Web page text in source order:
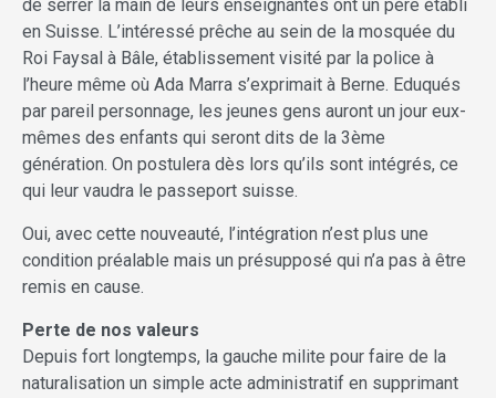
de serrer la main de leurs enseignantes ont un père établi
en Suisse. L’intéressé prêche au sein de la mosquée du
Roi Faysal à Bâle, établissement visité par la police à
l’heure même où Ada Marra s’exprimait à Berne. Eduqués
par pareil personnage, les jeunes gens auront un jour eux-
mêmes des enfants qui seront dits de la 3ème
génération. On postulera dès lors qu’ils sont intégrés, ce
qui leur vaudra le passeport suisse.
Oui, avec cette nouveauté, l’intégration n’est plus une
condition préalable mais un présupposé qui n’a pas à être
remis en cause.
Perte de nos valeurs
Depuis fort longtemps, la gauche milite pour faire de la
naturalisation un simple acte administratif en supprimant